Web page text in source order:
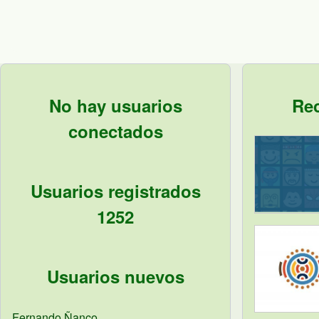
No hay usuarios
conectados
Usuarios registrados
1252
Usuarios nuevos